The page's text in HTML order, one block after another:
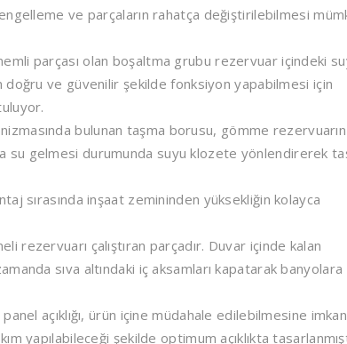
ve parçaların rahatça değiştirilebilmesi
parçası olan boşaltma grubu rezervuar içindeki
doğru ve güvenilir şekilde fonksiyon yapabilmesi için
bulunan taşma borusu, gömme rezervuarın
gelmesi durumunda suyu klozete yönlendirerek
sırasında inşaat zemininden yüksekliğin kolayca
rezervuarı çalıştıran parçadır. Duvar içinde kalan
sıva altındaki iç aksamları kapatarak banyolara
açıklığı, ürün içine müdahale edilebilmesine imkan
yapılabileceği şekilde optimum açıklıkta